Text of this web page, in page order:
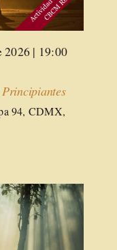
2026 | 19:00
Principiantes
94, CDMX,